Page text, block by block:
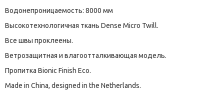
Водонепроницаемость: 8000 мм
Высокотехнологичная ткань Dense Micro Twill.
Все швы проклеены.
Ветрозащитная и влагоотталкивающая модель.
Пропитка Bionic Finish Eco.
Made in China, designed in the Netherlands.